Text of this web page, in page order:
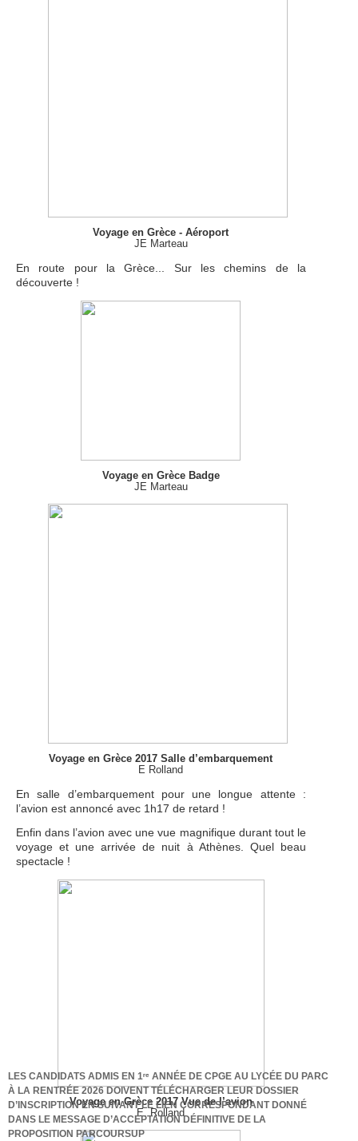
Voyage en Grèce - Aéroport
JE Marteau
En route pour la Grèce... Sur les chemins de la
découverte !
Voyage en Grèce Badge
JE Marteau
Voyage en Grèce 2017 Salle d’embarquement
E Rolland
En salle d’embarquement pour une longue attente :
l’avion est annoncé avec 1h17 de retard !
Enfin dans l’avion avec une vue magnifique durant tout le
voyage et une arrivée de nuit à Athènes. Quel beau
spectacle !
Voyage en Grèce 2017 Vue de l’avion
E. Rolland
LES CANDIDATS ADMIS EN 1ʳᵉ ANNÉE DE CPGE AU LYCÉE DU PARC
À LA RENTRÉE 2026 DOIVENT TÉLÉCHARGER LEUR DOSSIER
D’INSCRIPTION EN SUIVANT LE LIEN CORRESPONDANT DONNÉ
DANS LE MESSAGE D’ACCEPTATION DÉFINITIVE DE LA
PROPOSITION PARCOURSUP